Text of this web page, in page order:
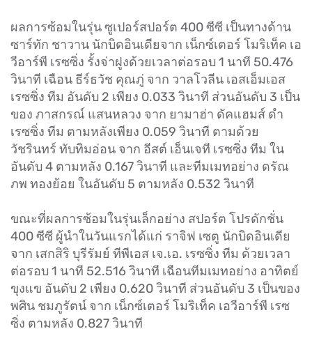
ผลการซ้อมในรุ่น ซูเปอร์สปอร์ต 400 ซีซี เป็นทางด้าน
ซาร์ทัก ชาวาน นักบิดอินเดียจาก เน็กซ์เตอร์ โมริเท็ค เอ
วีอาร์พี เรซซิ่ง รั้งจ่าฝูงด้วยเวลาต่อรอบ 1 นาที 50.476
วินาที เฉือน ธีร์ธวัช คุณภู่ จาก วาลโวลีน เอสเอ็มเอส
เรซซิ่ง ทีม อันดับ 2 เพียง 0.033 วินาที ส่วนอันดับ 3 เป็น
ของ ภาสกรณ์ แสนหลวง จาก ยามาฮ่า ดัคแฮมส์ ดำ
เรซซิ่ง ทีม ตามหลังเพียง 0.059 วินาที ตามด้วย
วัชรินทร์ ทับทิมอ่อน จาก อีสต์ เอ็นเจที เรซซิ่ง ทีม ใน
อันดับ 4 ตามหลัง 0.167 วินาที และทีมเมทอย่าง ดรัณ
ภพ ทองย้อย ในอันดับ 5 ตามหลัง 0.532 วินาที
ขณะที่ผลการซ้อมในรุ่นเล็กอย่าง สปอร์ต โปรดักชั่น
400 ซีซี ผู้นำในวันแรกได้แก่ ราจิฟ เซตู นักบิดอินเดีย
จาก เสกสิริ บุรีรัมย์ ทีพีเอส เจ.เอ. เรซซิ่ง ทีม ด้วยเวลา
ต่อรอบ 1 นาที 52.516 วินาที เฉือนทีมเมทอย่าง อาทิตย์
ขุงแข อันดับ 2 เพียง 0.620 วินาที ส่วนอันดับ 3 เป็นของ
พศิน ชมภูรัตน์ จาก เน็กซ์เตอร์ โมริเท็ค เอวีอาร์พี เรซ
ซิ่ง ตามหลัง 0.827 วินาที